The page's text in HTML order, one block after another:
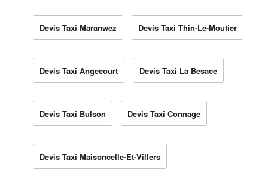
Devis Taxi Maranwez Devis Taxi Thin-Le-Moutier
Devis Taxi Angecourt Devis Taxi La Besace
Devis Taxi Bulson Devis Taxi Connage
Devis Taxi Maisoncelle-Et-Villers